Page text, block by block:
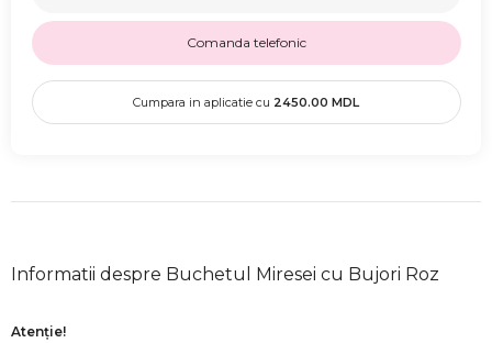
Comanda telefonic
Cumpara in aplicatie cu 2450.00 MDL
Informatii despre Buchetul Miresei cu Bujori Roz
Atenție!